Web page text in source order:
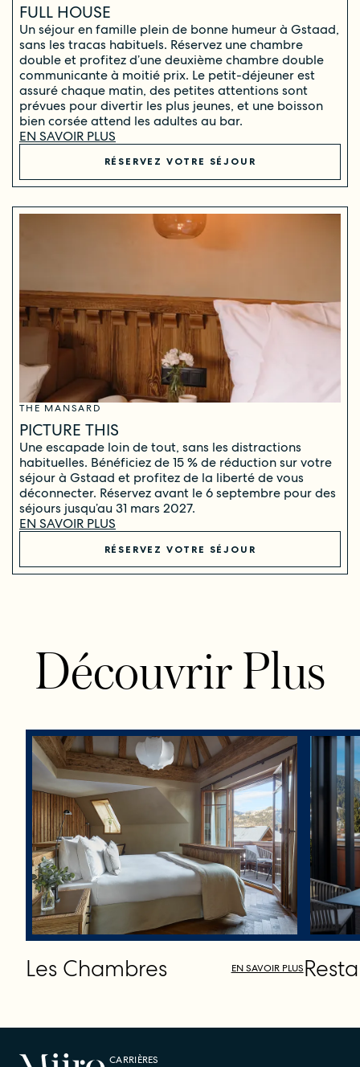
FULL HOUSE
Un séjour en famille plein de bonne humeur à Gstaad,
sans les tracas habituels. Réservez une chambre
double et profitez d’une deuxième chambre double
communicante à moitié prix. Le petit-déjeuner est
assuré chaque matin, des petites attentions sont
prévues pour divertir les plus jeunes, et une boisson
bien corsée attend les adultes au bar.
EN SAVOIR PLUS
RÉSERVEZ VOTRE SÉJOUR
THE MANSARD
PICTURE THIS
Une escapade loin de tout, sans les distractions
habituelles. Bénéficiez de 15 % de réduction sur votre
séjour à Gstaad et profitez de la liberté de vous
déconnecter. Réservez avant le 6 septembre pour des
séjours jusqu’au 31 mars 2027.
EN SAVOIR PLUS
RÉSERVEZ VOTRE SÉJOUR
Découvrir Plus
Les Chambres EN SAVOIR PLUS
CARRIÈRES